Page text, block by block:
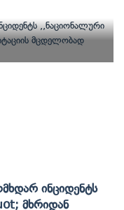
Ინციდენტს
Მხრიდან